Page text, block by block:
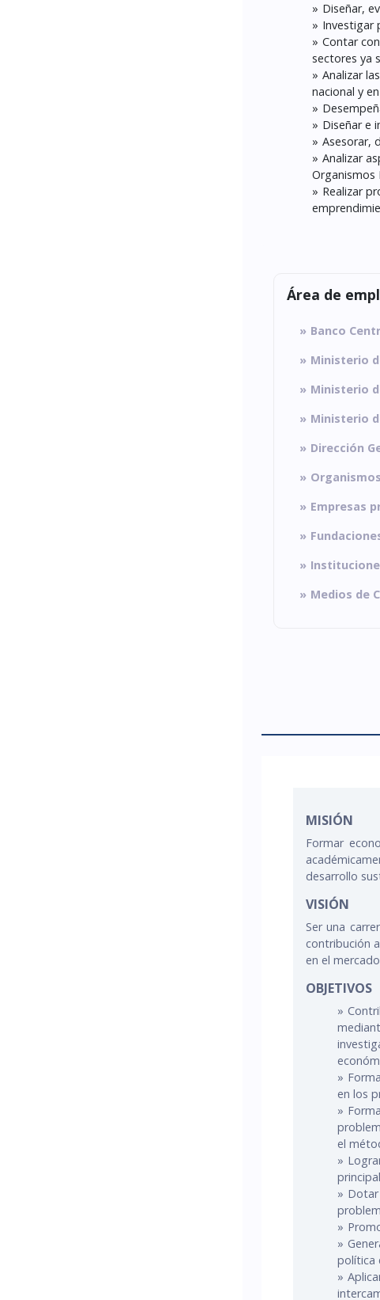
Diseñar,
Investigar
Contar
sectores ya
Analizar
nacional y
Diseñar e
Asesorar,
Analizar
Organismos
Realizar
Área de
Banco
Ministerio
Ministerio
Ministerio
Dirección
Empresas
Medios de
MISIÓN
Formar
desarrollo
VISIÓN
Ser una
contribución
en el
OBJETIVOS
en los
el
política